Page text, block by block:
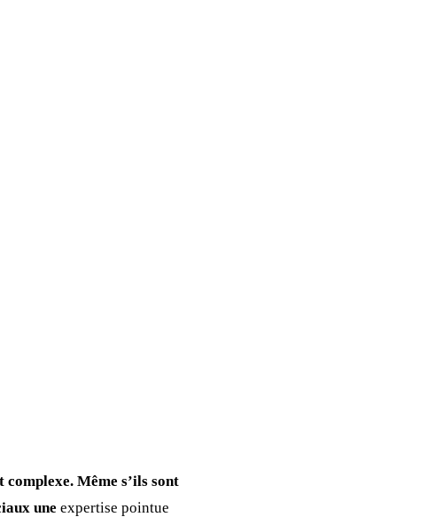
Même s’ils sont
une expertise pointue